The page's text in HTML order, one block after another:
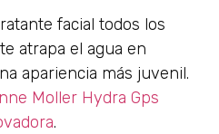
facial todos los
atrapa el agua en
apariencia más juvenil.
Moller Hydra Gps
.